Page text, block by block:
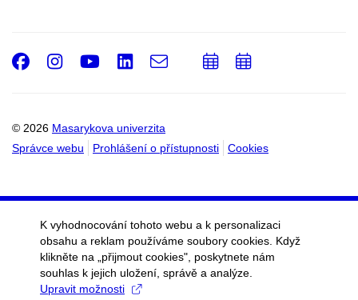
© 2026 Masarykova univerzita
Správce webu
Prohlášení o přístupnosti Cookies
Facebook
Instagram
Youtube
LinkedIn
e-
PřidatPřidat
K vyhodnocování tohoto webu a k personalizaci
obsahu a reklam používáme soubory cookies. Když
klikněte na „přijmout cookies", poskytnete nám
souhlas k jejich uložení, správě a analýze.
Upravit možnosti